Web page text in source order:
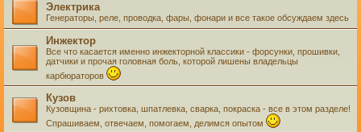
Электрика
Генераторы, реле, проводка, фары, фонари и все такое обсуждаем здесь
Инжектор
Все что касается именно инжекторной классики - форсунки, прошивки,
датчики и прочая головная боль, которой лишены владельцы
карбюраторов
Кузов
Кузовщина - рихтовка, шпатлевка, сварка, покраска - все в этом разделе!
Спрашиваем, отвечаем, помогаем, делимся опытом